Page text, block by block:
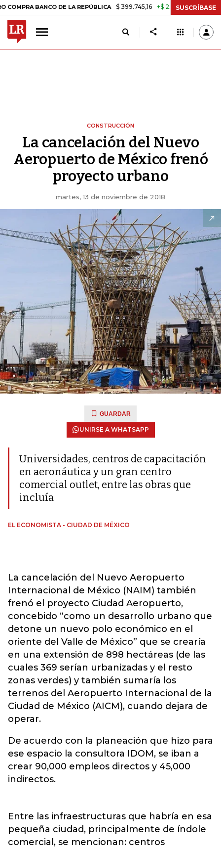
DE LA REPÚBLICA $ 399.745,16 +$ 2.295,71 +0,58% TASA DE
SUSCRÍBASE
CONSTRUCCIÓN
La cancelación del Nuevo
Aeropuerto de México frenó
proyecto urbano
martes, 13 de noviembre de 2018
GUARDAR
UNIRSE A WHATSAPP
Universidades, centros de capacitación
en aeronáutica y un gran centro
comercial outlet, entre las obras que
incluía
EL ECONOMISTA - CIUDAD DE MÉXICO
La cancelación del Nuevo Aeropuerto
Internacional de México (NAIM) también
frenó el proyecto Ciudad Aeropuerto,
concebido “como un desarrollo urbano que
detone un nuevo polo económico en el
oriente del Valle de México” que se crearía
en una extensión de 898 hectáreas (de las
cuales 369 serían urbanizadas y el resto
zonas verdes) y también sumaría los
terrenos del Aeropuerto Internacional de la
Ciudad de México (AICM), cuando dejara de
operar.
De acuerdo con la planeación que hizo para
ese espacio la consultora IDOM, se iban a
crear 90,000 empleos directos y 45,000
indirectos.
Entre las infraestructuras que habría en esa
pequeña ciudad, principalmente de índole
comercial, se mencionan: centros